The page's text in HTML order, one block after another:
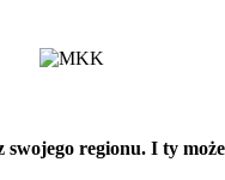
swojego regionu. I ty